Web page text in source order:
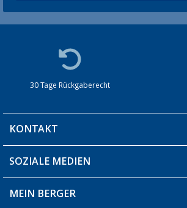
30 Tage Rückgaberecht
KONTAKT
Du hast eine Frage?
Filiale finden
SOZIALE MEDIEN
MEIN BERGER